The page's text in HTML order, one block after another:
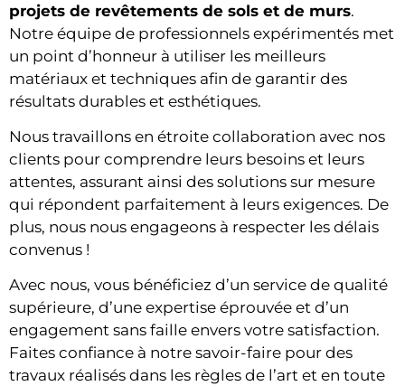
projets de revêtements de sols et de murs.
Notre équipe de professionnels expérimentés met
un point d’honneur à utiliser les meilleurs
matériaux et techniques afin de garantir des
résultats durables et esthétiques.
Nous travaillons en étroite collaboration avec nos
clients pour comprendre leurs besoins et leurs
attentes, assurant ainsi des solutions sur mesure
qui répondent parfaitement à leurs exigences. De
plus, nous nous engageons à respecter les délais
convenus !
Avec nous, vous bénéficiez d’un service de qualité
supérieure, d’une expertise éprouvée et d’un
engagement sans faille envers votre satisfaction.
Faites confiance à notre savoir-faire pour des
travaux réalisés dans les règles de l’art et en toute